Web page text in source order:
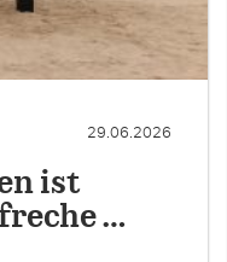
29.06.2026
ist
…